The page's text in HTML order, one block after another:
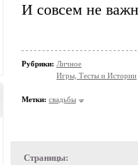
И совсем не
Рубрики: Личное
Игры, Тесты и Истории
Метки: свадьбы
Страницы: